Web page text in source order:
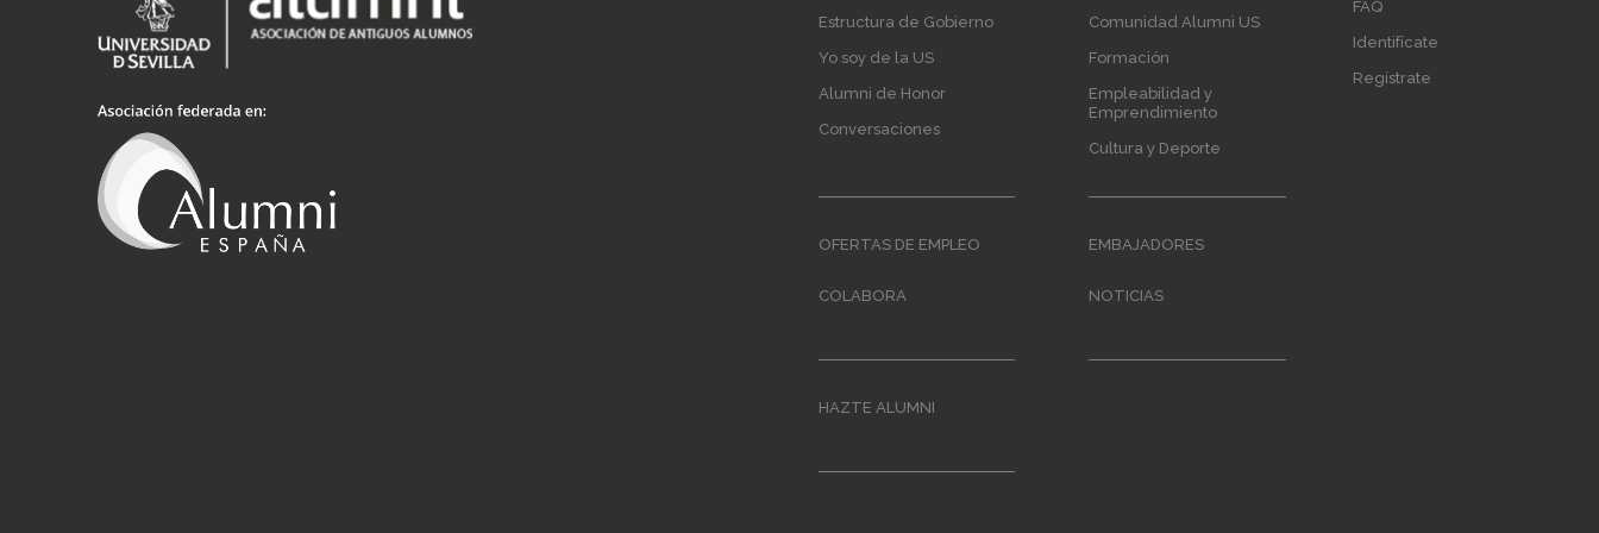
Estructura de Gobierno
Yo soy de la US
Alumni de Honor
Conversaciones
Comunidad Alumni US
Formación
Empleabilidad y
Emprendimiento
Cultura y Deporte
OFERTAS DE EMPLEO EMBAJADORES
COLABORA NOTICIAS
HAZTE ALUMNI
FAQ
Identifícate
Regístrate